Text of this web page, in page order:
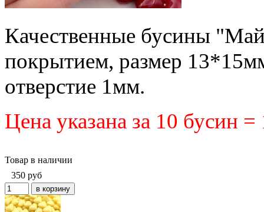
Качественные бусины
покрытием, размер
отверстие 1мм.
Цена указана за 10 бусин
Товар в наличии
350 руб